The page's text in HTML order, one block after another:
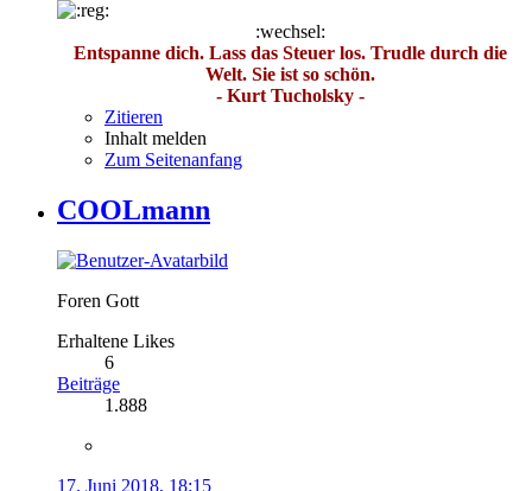
:wechsel:
Entspanne dich. Lass das Steuer los. Trudle durch die
Welt. Sie ist so schön.
- Kurt Tucholsky -
Zitieren
Inhalt melden
Zum Seitenanfang
COOLmann
Foren Gott
Erhaltene Likes
6
Beiträge
1.888
17. Juni 2018, 18:15